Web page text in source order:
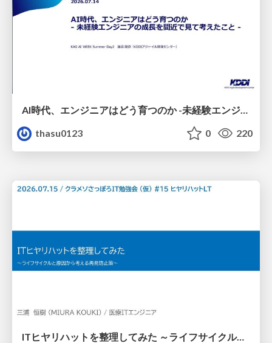
AI時代、エンジニアはどう育つのか -未経験エンジニアの成長を間近で見て考えたこと-
thasu0123
0 220
ITヒヤリハットを整理してみた ～ライフサイクルと原因から考える再発防止策～